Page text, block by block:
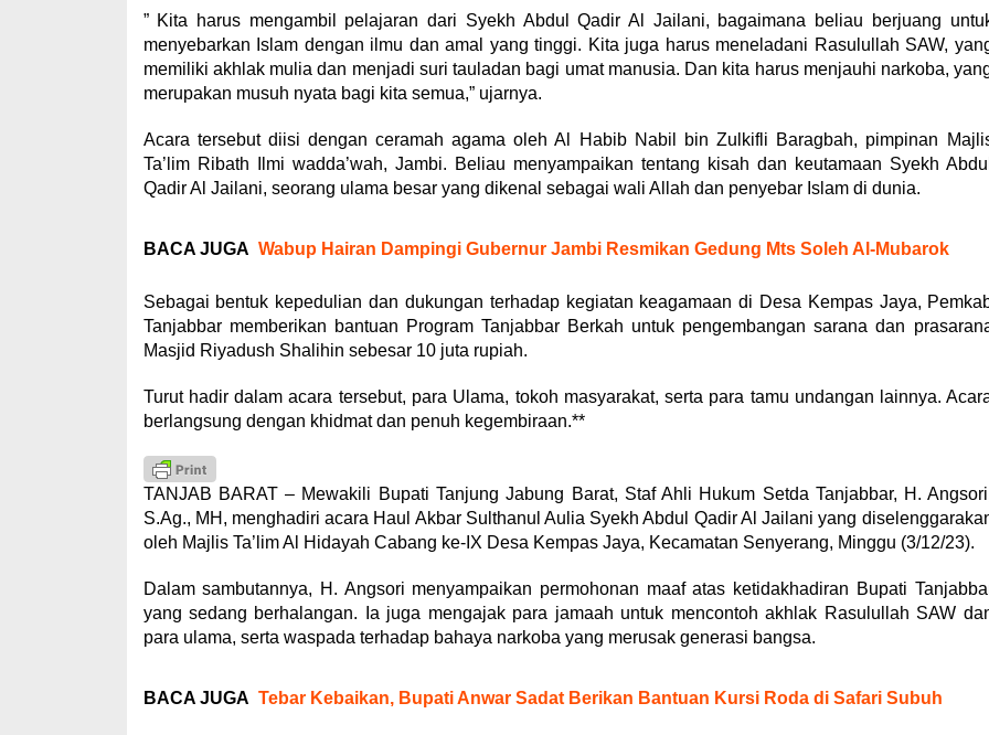
” Kita harus mengambil pelajaran dari Syekh Abdul Qadir Al Jailani, bagaimana beliau berjuang
menyebarkan Islam dengan ilmu dan amal yang tinggi. Kita juga harus meneladani Rasulullah SAW,
memiliki akhlak mulia dan menjadi suri tauladan bagi umat manusia. Dan kita harus menjauhi narkoba,
merupakan musuh nyata bagi kita semua,” ujarnya.
Acara tersebut diisi dengan ceramah agama oleh Al Habib Nabil bin Zulkifli Baragbah, pimpinan
Ta’lim Ribath Ilmi wadda’wah, Jambi. Beliau menyampaikan tentang kisah dan keutamaan Syekh Abdul
Qadir Al Jailani, seorang ulama besar yang dikenal sebagai wali Allah dan penyebar Islam di dunia.
BACA JUGA Wabup Hairan Dampingi Gubernur Jambi Resmikan Gedung Mts Soleh Al-Mubarok
Sebagai bentuk kepedulian dan dukungan terhadap kegiatan keagamaan di Desa Kempas Jaya,
Tanjabbar memberikan bantuan Program Tanjabbar Berkah untuk pengembangan sarana dan
Masjid Riyadush Shalihin sebesar 10 juta rupiah.
Turut hadir dalam acara tersebut, para Ulama, tokoh masyarakat, serta para tamu undangan lainnya.
berlangsung dengan khidmat dan penuh kegembiraan.**
TANJAB BARAT – Mewakili Bupati Tanjung Jabung Barat, Staf Ahli Hukum Setda Tanjabbar, H.
S.Ag., MH, menghadiri acara Haul Akbar Sulthanul Aulia Syekh Abdul Qadir Al Jailani yang
oleh Majlis Ta’lim Al Hidayah Cabang ke-IX Desa Kempas Jaya, Kecamatan Senyerang, Minggu (3/12/23).
Dalam sambutannya, H. Angsori menyampaikan permohonan maaf atas ketidakhadiran Bupati
yang sedang berhalangan. Ia juga mengajak para jamaah untuk mencontoh akhlak Rasulullah SAW
para ulama, serta waspada terhadap bahaya narkoba yang merusak generasi bangsa.
BACA JUGA Tebar Kebaikan, Bupati Anwar Sadat Berikan Bantuan Kursi Roda di Safari Subuh